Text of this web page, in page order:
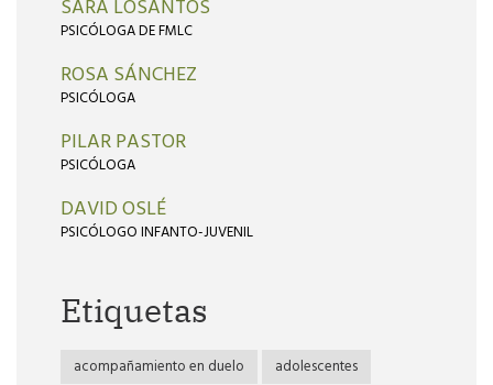
SARA LOSANTOS
PSICÓLOGA DE FMLC
ROSA SÁNCHEZ
PSICÓLOGA
PILAR PASTOR
PSICÓLOGA
DAVID OSLÉ
PSICÓLOGO INFANTO-JUVENIL
Etiquetas
acompañamiento en duelo
adolescentes